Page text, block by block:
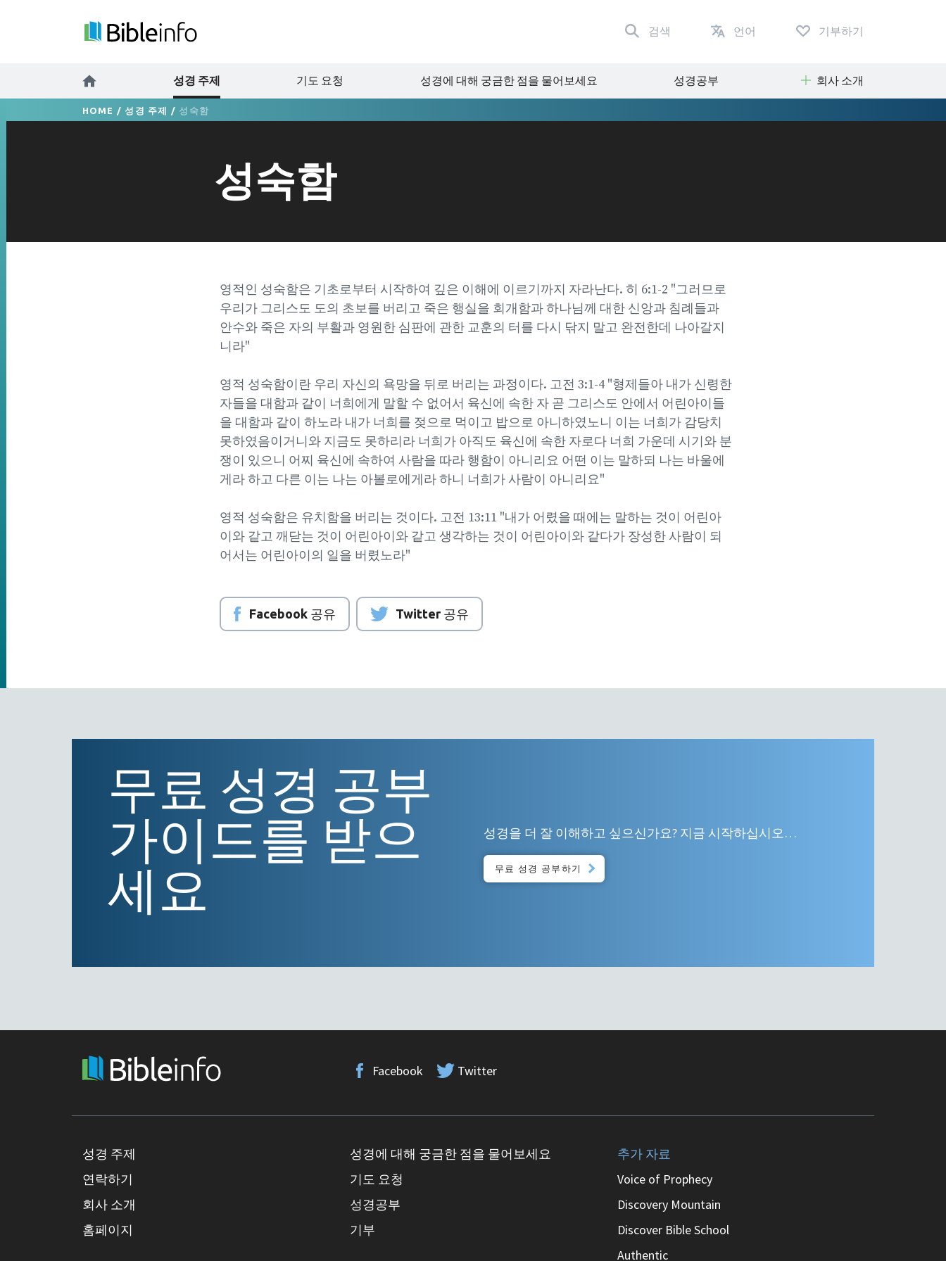
검색 언어 기부하기
성경 주제 기도 요청 성경에 대해 궁금한 점을 물어보세요 성경공부 회사 소개
HOME /성경 주제 / 성숙함
성숙함
영적인 성숙함은 기초로부터 시작하여 깊은 이해에 이르기까지 자라난다. 히 6:1-2 "그러므로
우리가 그리스도 도의 초보를 버리고 죽은 행실을 회개함과 하나님께 대한 신앙과 침례들과
안수와 죽은 자의 부활과 영원한 심판에 관한 교훈의 터를 다시 닦지 말고 완전한데 나아갈지
니라"
영적 성숙함이란 우리 자신의 욕망을 뒤로 버리는 과정이다. 고전 3:1-4 "형제들아 내가 신령한
자들을 대함과 같이 너희에게 말할 수 없어서 육신에 속한 자 곧 그리스도 안에서 어린아이들
을 대함과 같이 하노라 내가 너희를 젖으로 먹이고 밥으로 아니하였노니 이는 너희가 감당치
못하였음이거니와 지금도 못하리라 너희가 아직도 육신에 속한 자로다 너희 가운데 시기와 분
쟁이 있으니 어찌 육신에 속하여 사람을 따라 행함이 아니리요 어떤 이는 말하되 나는 바울에
게라 하고 다른 이는 나는 아볼로에게라 하니 너희가 사람이 아니리요"
영적 성숙함은 유치함을 버리는 것이다. 고전 13:11 "내가 어렸을 때에는 말하는 것이 어린아
이와 같고 깨닫는 것이 어린아이와 같고 생각하는 것이 어린아이와 같다가 장성한 사람이 되
어서는 어린아이의 일을 버렸노라"
Facebook 공유 Twitter 공유
무료 성경 공부
가이드를 받으
세요
성경을 더 잘 이해하고 싶으신가요? 지금 시작하십시오…
무료 성경 공부하기
Facebook Twitter
성경 주제
연락하기
회사 소개
홈페이지
성경에 대해 궁금한 점을 물어보세요
기도 요청
성경공부
기부
추가 자료
Voice of Prophecy
Discovery Mountain
Discover Bible School
Authentic